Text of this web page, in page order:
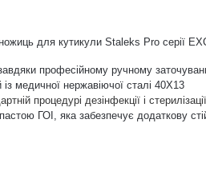
для кутикули Staleks Pro серії
професійному ручному
медичної нержавіючої сталі 40Х13
процедурі дезінфекції і стерилізації
ГОІ, яка забезпечує додаткову